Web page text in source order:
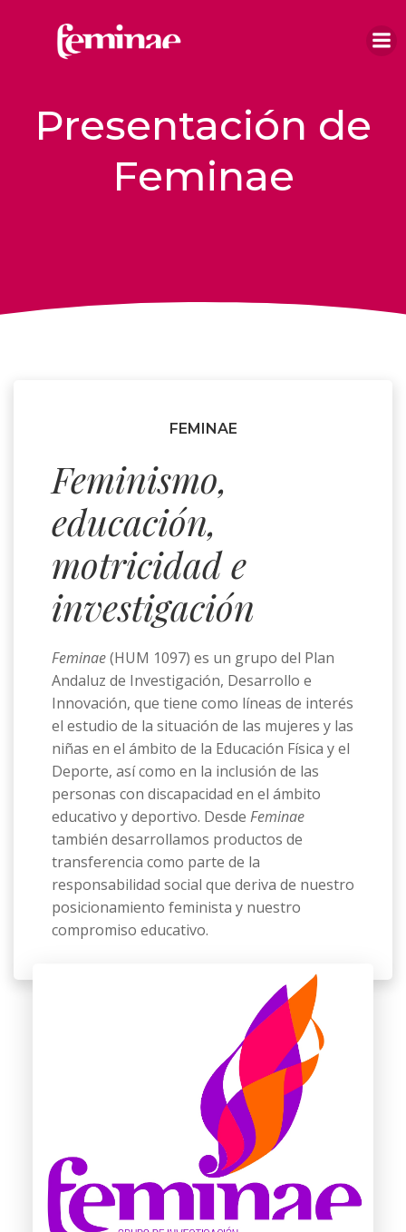
Presentación de
Feminae
FEMINAE
Feminismo,
educación,
motricidad e
investigación
Feminae(HUM 1097) es un grupo del Plan
Andaluz de Investigación, Desarrollo e
Innovación, que tiene como líneas de interés
el estudio de la situación de las mujeres y las
niñas en el ámbito de la Educación Física y el
Deporte, así como en la inclusión de las
personas con discapacidad en el ámbito
educativo y deportivo. Desde Feminae
también desarrollamos productos de
transferencia como parte de la
responsabilidad social que deriva de nuestro
posicionamiento feminista y nuestro
compromiso educativo.